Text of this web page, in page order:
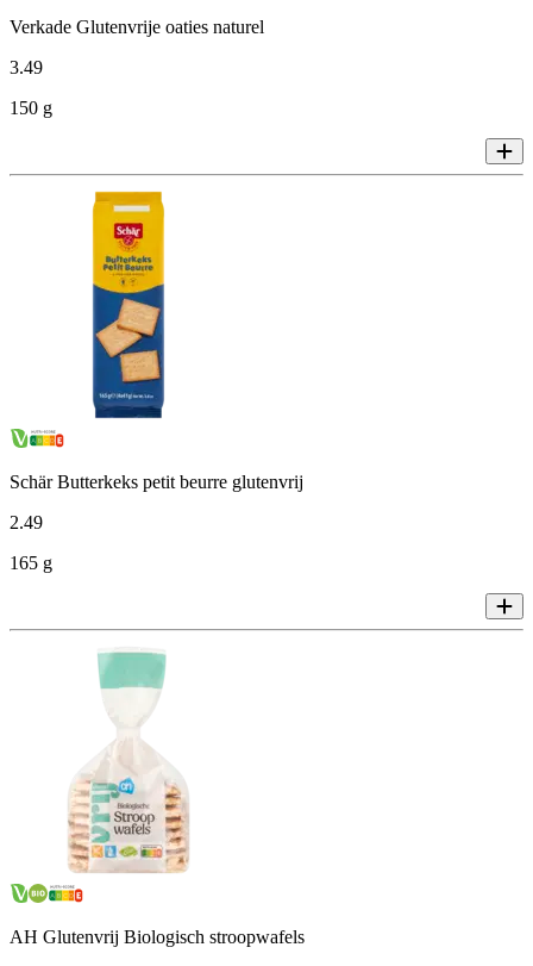
Verkade Glutenvrije oaties naturel
3.49
150 g
Schär Butterkeks petit beurre glutenvrij
2.49
165 g
AH Glutenvrij Biologisch stroopwafels